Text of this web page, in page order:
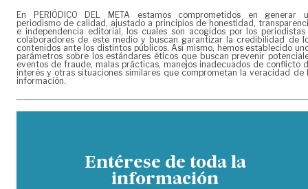
En PERIÓDICO DEL META estamos comprometidos en generar
periodismo de calidad, ajustado a principios de honestidad,
e independencia editorial, los cuales son acogidos por los periodistas
colaboradores de este medio y buscan garantizar la credibilidad de
contenidos ante los distintos públicos. Así mismo, hemos establecido
parámetros sobre los estándares éticos que buscan prevenir
eventos de fraude, malas prácticas, manejos inadecuados de conflicto
interés y otras situaciones similares que comprometan la veracidad de
información.
Entérese de toda la
información